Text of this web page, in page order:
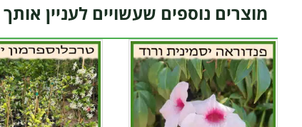
מוצרים נוספים שעשויים לעניין אותך